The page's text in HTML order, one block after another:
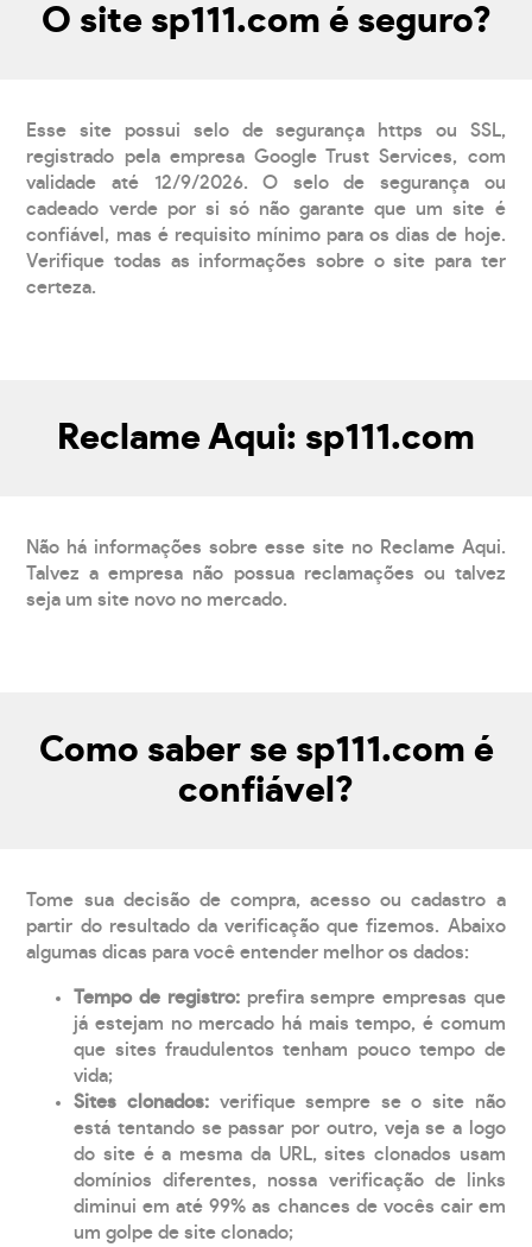
O site sp111.com é seguro?
Esse site possui selo de segurança https ou SSL,
registrado pela empresa Google Trust Services, com
validade até 12/9/2026. O selo de segurança ou
cadeado verde por si só não garante que um site é
confiável, mas é requisito mínimo para os dias de hoje.
Verifique todas as informações sobre o site para ter
certeza.
Reclame Aqui: sp111.com
Não há informações sobre esse site no Reclame Aqui.
Talvez a empresa não possua reclamações ou talvez
seja um site novo no mercado.
Como saber se sp111.com é
confiável?
Tome sua decisão de compra, acesso ou cadastro a
partir do resultado da verificação que fizemos. Abaixo
algumas dicas para você entender melhor os dados:
Tempo de registro: prefira sempre empresas que
já estejam no mercado há mais tempo, é comum
que sites fraudulentos tenham pouco tempo de
vida;
Sites clonados: verifique sempre se o site não
está tentando se passar por outro, veja se a logo
do site é a mesma da URL, sites clonados usam
domínios diferentes, nossa verificação de links
diminui em até 99% as chances de vocês cair em
um golpe de site clonado;